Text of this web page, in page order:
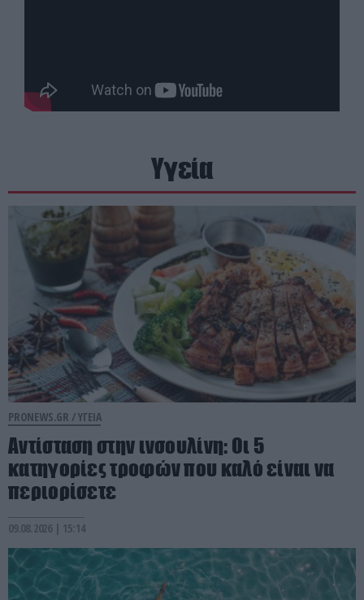
Υγεία
PRONEWS.GR /ΥΓΕΙΑ
Αντίσταση στην ινσουλίνη: Οι 5
κατηγορίες τροφών που καλό είναι να
περιορίσετε
09.08.2026 | 15:14